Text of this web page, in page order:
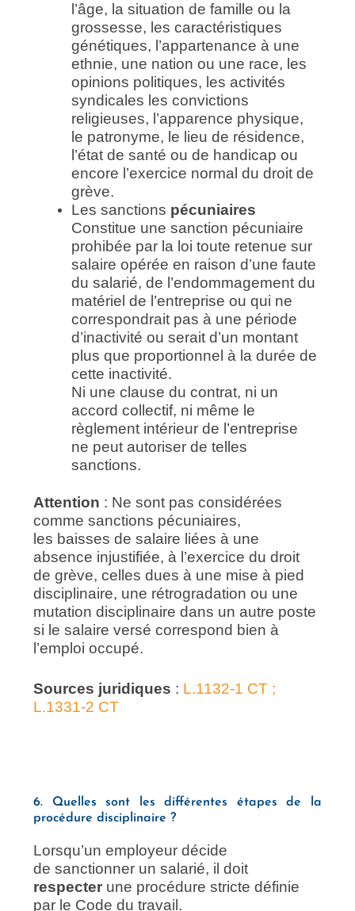
l’âge, la situation de famille ou la
grossesse, les caractéristiques
génétiques, l’appartenance à une
ethnie, une nation ou une race, les
opinions politiques, les activités
syndicales les convictions
religieuses, l’apparence physique,
le patronyme, le lieu de résidence,
l’état de santé ou de handicap ou
encore l’exercice normal du droit de
grève.
Les sanctions pécuniaires
Constitue une sanction pécuniaire
prohibée par la loi toute retenue sur
salaire opérée en raison d’une faute
du salarié, de l’endommagement du
matériel de l’entreprise ou qui ne
correspondrait pas à une période
d’inactivité ou serait d’un montant
plus que proportionnel à la durée de
cette inactivité.
Ni une clause du contrat, ni un
accord collectif, ni même le
règlement intérieur de l’entreprise
ne peut autoriser de telles
sanctions.
Attention : Ne sont pas considérées
comme sanctions pécuniaires,
les baisses de salaire liées à une
absence injustifiée, à l’exercice du droit
de grève, celles dues à une mise à pied
disciplinaire, une rétrogradation ou une
mutation disciplinaire dans un autre poste
si le salaire versé correspond bien à
l’emploi occupé.
Sources juridiques : L.1132-1 CT ;
L.1331-2 CT
6. Quelles sont les différentes étapes de la
procédure disciplinaire ?
Lorsqu’un employeur décide
de sanctionner un salarié, il doit
respecter une procédure stricte définie
par le Code du travail.